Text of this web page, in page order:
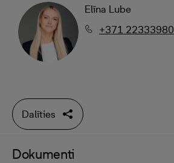
Elīna Lube
+371 22333980
Dalīties
Dokumenti